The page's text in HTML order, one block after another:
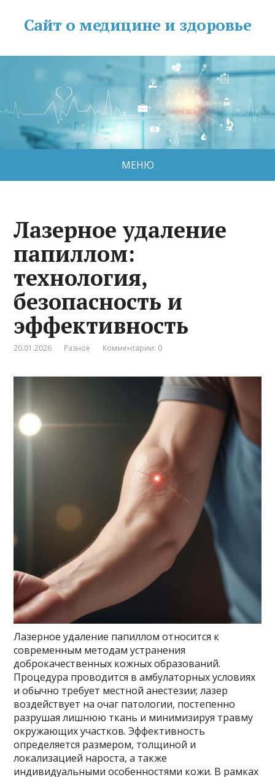
Сайт о медицине и здоровье
МЕНЮ
Лазерное удаление
папиллом:
технология,
безопасность и
эффективность
20.01.2026 Разное Комментарии: 0
Лазерное удаление папиллом относится к
современным методам устранения
доброкачественных кожных образований.
Процедура проводится в амбулаторных условиях
и обычно требует местной анестезии; лазер
воздействует на очаг патологии, постепенно
разрушая лишнюю ткань и минимизируя травму
окружающих участков. Эффективность
определяется размером, толщиной и
локализацией нароста, а также
индивидуальными особенностями кожи. В рамках